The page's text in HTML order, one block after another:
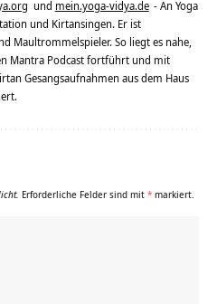
und mein.yoga-vidya.de - An Yoga
und Kirtansingen. Er ist
Maultrommelspieler. So liegt es nahe,
Mantra Podcast fortführt und mit
Gesangsaufnahmen aus dem Haus
Erforderliche Felder sind mit * markiert.